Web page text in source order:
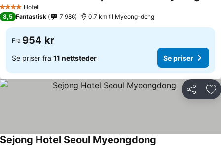
4 StjernerHotell
8,5 Fantastisk 7 986 0.7 km til Myeong-dong
Fra 954 kr
Se priser fra 11 nettsteder Se priser
Del
Sejong Hotel Seoul Myeongdong